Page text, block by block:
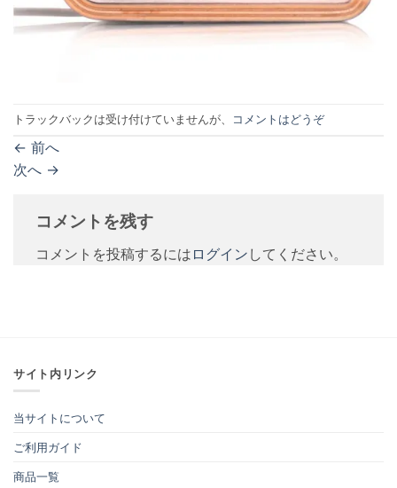
トラックバックは受け付けていませんが、 コメントはどうぞ
← 前へ
次へ →
コメントを残す
コメントを投稿するには ログイン してください。
サイト内リンク
当サイトについて
ご利用ガイド
商品一覧